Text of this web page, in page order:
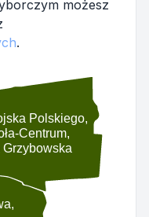
możesz
.
Polskiego,
Centrum,
Grzybowska